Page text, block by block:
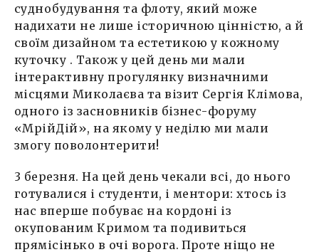
суднобудування та флоту, який може
надихати не лише історичною цінністю, а й
своїм дизайном та естетикою у кожному
куточку . Також у цей день ми мали
інтерактивну прогулянку визначними
місцями Миколаєва та візит Сергія Клімова,
одного із засновників бізнес-форуму
«МрійДій», на якому у неділю ми мали
змогу поволонтерити!
3 березня. На цей день чекали всі, до нього
готувалися і студенти, і ментори: хтось із
нас вперше побуває на кордоні із
окупованим Кримом та подивиться
прямісінько в очі ворога. Проте ніщо не